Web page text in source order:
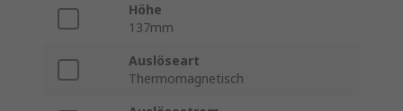
Höhe
137mm
Auslöseart
Thermomagnetisch